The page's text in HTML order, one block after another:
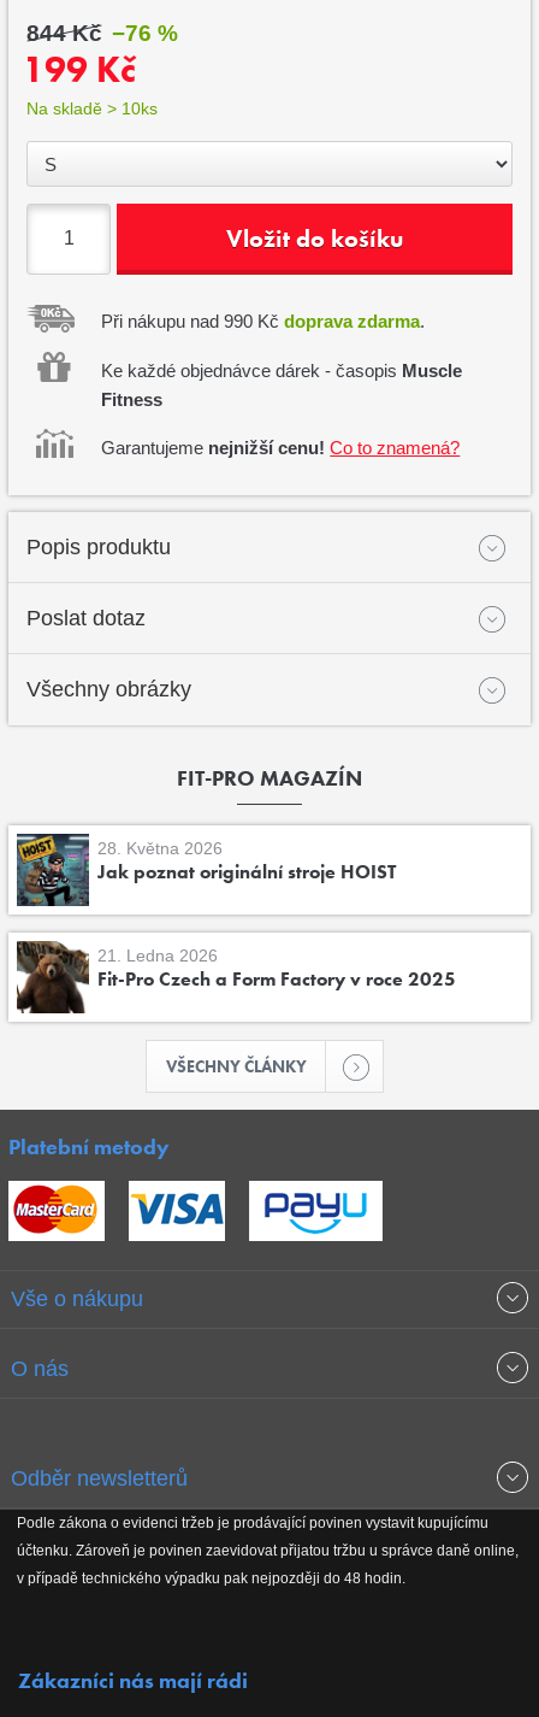
844 Kč −76 %
199 Kč
Na skladě > 10ks
Vložit do košíku
Při nákupu nad 990 Kčdoprava zdarma.
Ke každé objednávce dárek - časopis Muscle
Fitness
Garantujeme nejnižší cenu! Co to znamená?
Popis produktu
Poslat dotaz
Všechny obrázky
FIT-PRO MAGAZÍN
28. Května 2026
Jak poznat originální stroje HOIST
21. Ledna 2026
Fit-Pro Czech a Form Factory v roce 2025
VŠECHNY ČLÁNKY
Platební metody
Vše o nákupu
Obchodní podmínky
Reklamační řád
O nás
Koho podporujeme
Odběr newsletterů
Podle zákona o evidenci tržeb je prodávající povinen vystavit kupujícímu
účtenku. Zároveň je povinen zaevidovat přijatou tržbu u správce daně online,
v případě technického výpadku pak nejpozději do 48 hodin.
Zákazníci nás mají rádi